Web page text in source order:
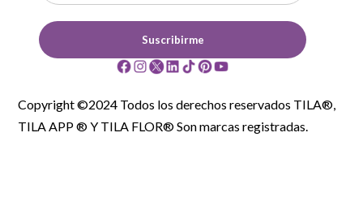
Suscribirme
Copyright ©2024 Todos los derechos reservados TILA®,
TILA APP ® Y TILA FLOR® Son marcas registradas.